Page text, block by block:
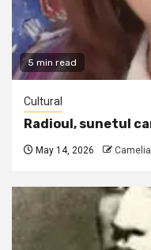
5 min read
Cultural
Radioul, sunetul
May 14, 2026